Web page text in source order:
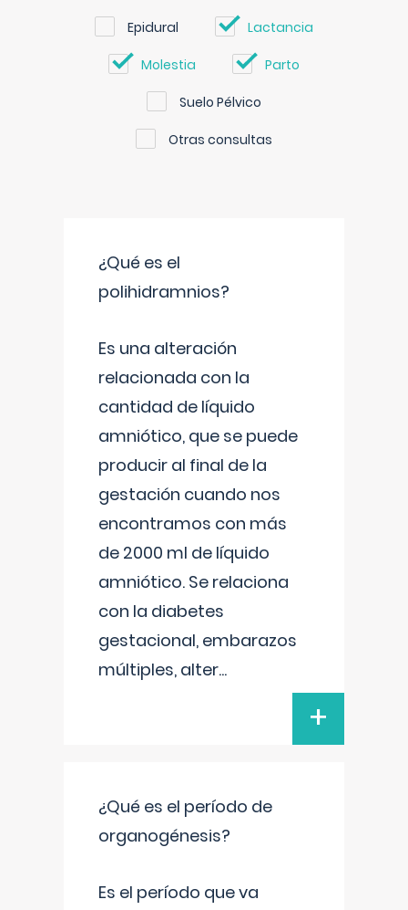
Epidural Lactancia
Molestia Parto
Suelo Pélvico
Otras consultas
¿Qué es el
polihidramnios?
Es una alteración
relacionada con la
cantidad de líquido
amniótico, que se puede
producir al final de la
gestación cuando nos
encontramos con más
de 2000 ml de líquido
amniótico. Se relaciona
con la diabetes
gestacional, embarazos
múltiples, alter...
+
¿Qué es el período de
organogénesis?
Es el período que va